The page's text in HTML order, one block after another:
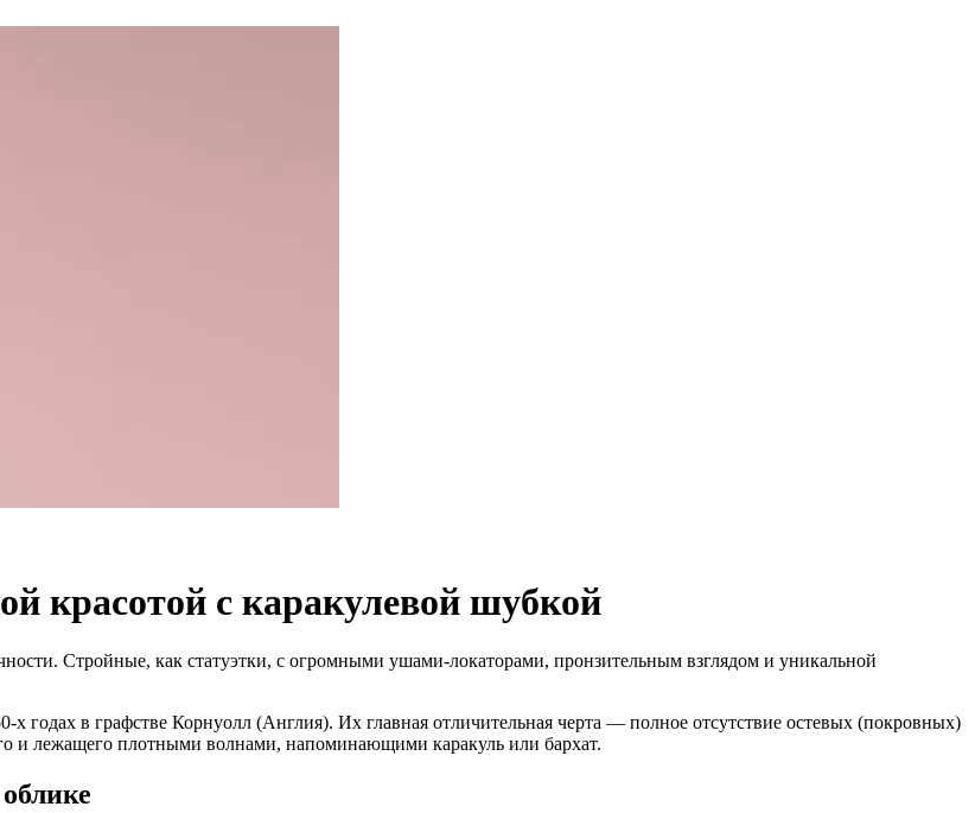
красотой с каракулевой шубкой
Стройные, как статуэтки, с огромными ушами-локаторами, пронзительным взглядом и уникальной
годах в графстве Корнуолл (Англия). Их главная отличительная черта — полное отсутствие остевых (покровных)
и лежащего плотными волнами, напоминающими каракуль или бархат.